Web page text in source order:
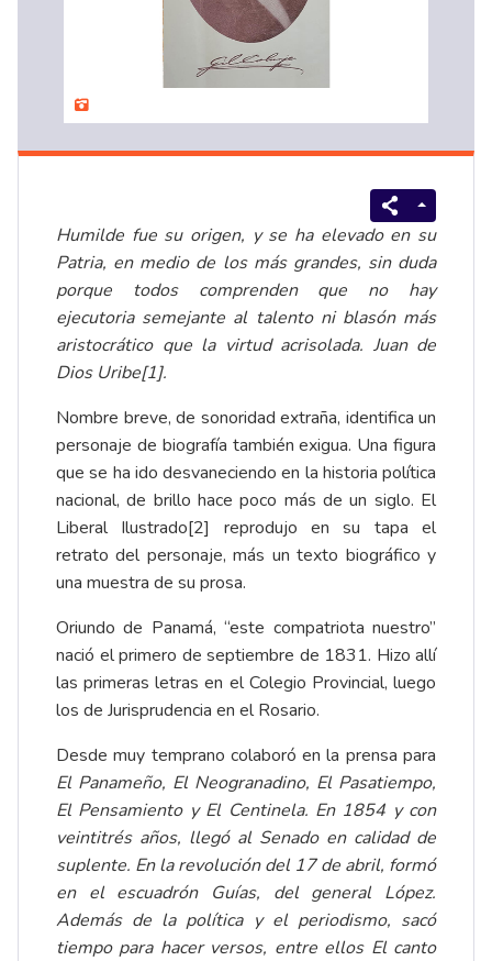
Humilde fue su origen, y se ha elevado en su
Patria, en medio de los más grandes, sin duda
porque todos comprenden que no hay
ejecutoria semejante al talento ni blasón más
aristocrático que la virtud acrisolada. Juan de
Dios Uribe[1].
Nombre breve, de sonoridad extraña, identifica un
personaje de biografía también exigua. Una figura
que se ha ido desvaneciendo en la historia política
nacional, de brillo hace poco más de un siglo. El
Liberal Ilustrado[2]
reprodujo en su tapa el
retrato del personaje, más un texto biográfico y
una muestra de su prosa.
Oriundo de Panamá, “este compatriota nuestro”
nació el primero de septiembre de 1831. Hizo allí
las primeras letras en el Colegio Provincial, luego
los de Jurisprudencia en el Rosario.
Desde muy temprano colaboró en la prensa para
El Panameño, El Neogranadino, El Pasatiempo,
El Pensamiento y El Centinela. En 1854 y con
veintitrés años, llegó al Senado en calidad de
suplente. En la revolución del 17 de abril, formó
en el escuadrón Guías, del general López.
Además de la política y el periodismo, sacó
tiempo para hacer versos, entre ellos El canto